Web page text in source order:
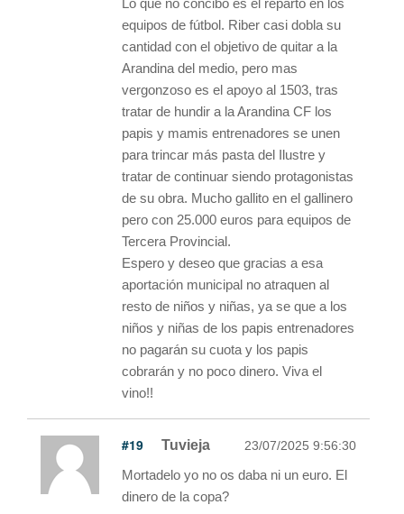
equipos de fútbol. Riber casi dobla su
cantidad con el objetivo de quitar a la
Arandina del medio, pero mas
vergonzoso es el apoyo al 1503, tras
tratar de hundir a la Arandina CF los
papis y mamis entrenadores se unen
para trincar más pasta del Ilustre y
tratar de continuar siendo protagonistas
de su obra. Mucho gallito en el gallinero
pero con 25.000 euros para equipos de
Tercera Provincial.
Espero y deseo que gracias a esa
aportación municipal no atraquen al
resto de niños y niñas, ya se que a los
niños y niñas de los papis entrenadores
no pagarán su cuota y los papis
cobrarán y no poco dinero. Viva el
vino!!
#19 Tuvieja 23/07/2025 9:56:30
Mortadelo yo no os daba ni un euro. El
dinero de la copa?